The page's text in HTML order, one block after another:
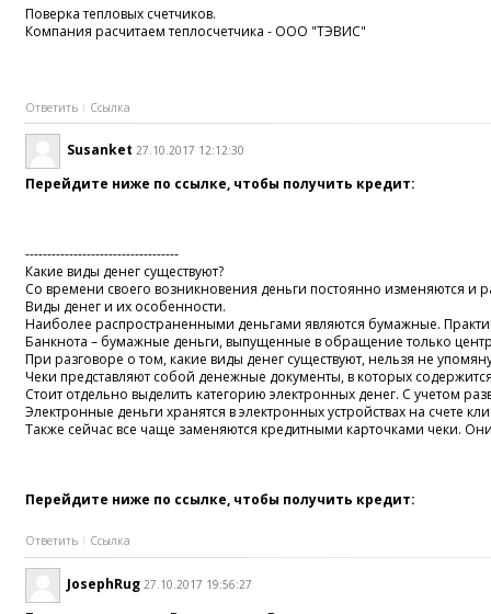
Поверка тепловых счетчиков.
Компания расчитаем теплосчетчика - ООО "ТЭВИС"
Ответить Ссылка
Susanket 27.10.2017 12:12:30
Перейдите ниже по ссылке, чтобы получить кредит:
-----------------------------------
Какие виды денег существуют?
Со времени своего возникновения деньги постоянно изменяются
Виды денег и их особенности.
Наиболее распространенными деньгами являются бумажные.
Банкнота – бумажные деньги, выпущенные в обращение только
При разговоре о том, какие виды денег существуют, нельзя не
Чеки представляют собой денежные документы, в которых
Стоит отдельно выделить категорию электронных денег. С учетом
Электронные деньги хранятся в электронных устройствах на
Также сейчас все чаще заменяются кредитными карточками чеки.
Перейдите ниже по ссылке, чтобы получить кредит:
Ответить Ссылка
JosephRug 27.10.2017 19:56:27